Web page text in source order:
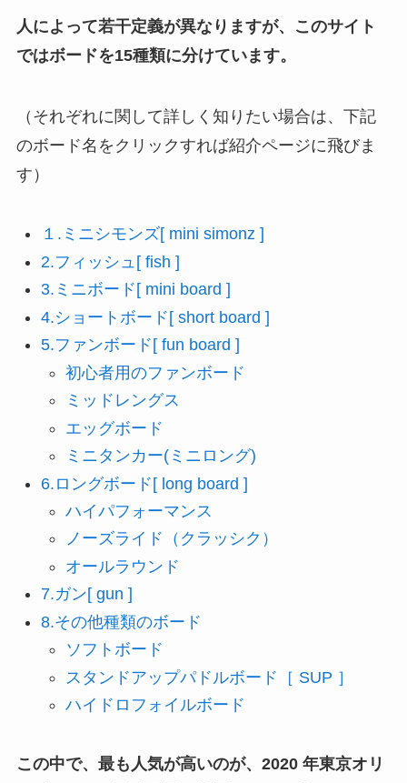
人によって若干定義が異なりますが、このサイト
ではボードを15種類に分けています。
（それぞれに関して詳しく知りたい場合は、下記
のボード名をクリックすれば紹介ページに飛びま
す）
１.ミニシモンズ[ mini simonz ]
2.フィッシュ[ fish ]
3.ミニボード[ mini board ]
4.ショートボード[ short board ]
5.ファンボード[ fun board ]
初心者用のファンボード
ミッドレングス
エッグボード
ミニタンカー(ミニロング)
6.ロングボード[ long board ]
ハイパフォーマンス
ノーズライド（クラッシク）
オールラウンド
7.ガン[ gun ]
8.その他種類のボード
ソフトボード
スタンドアップパドルボード［ SUP ］
ハイドロフォイルボード
この中で、 最も人気が高いのが、2020 年東京オリ